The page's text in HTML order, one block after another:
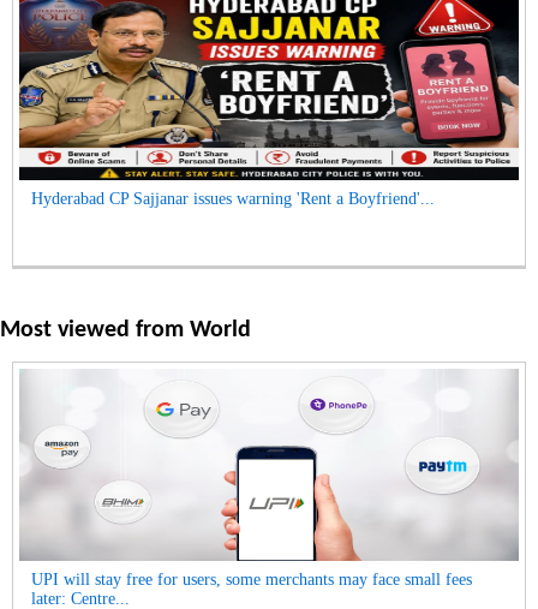
Hyderabad CP Sajjanar issues warning 'Rent a Boyfriend'...
Most viewed from World
UPI will stay free for users, some merchants may face small fees
later: Centre...